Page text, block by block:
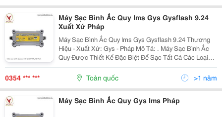
Máy Sạc Bình Ắc Quy Ims Gys Gysflash 9.24
Xuất Xứ Pháp
Máy Sạc Bình Ắc Quy Ims Gys Gysflash 9.24 Thương
Hiệu - Xuất Xứ: Gys - Pháp Mô Tả: . Máy Sạc Bình Ắc
Quy Được Thiết Kế Đặc Biệt Để Sạc Tất Cả Các Loại
Bình 6V, 12V, 24V Trên Tất Cả Các Loại Xe. . Tính Năng
Sạc Thông Minh Được Tối Ưu Với 8 Cơ...
0354 *** *** Toàn quốc >1 năm
Máy Sạc Bình Ắc Quy Gys Ims Pháp